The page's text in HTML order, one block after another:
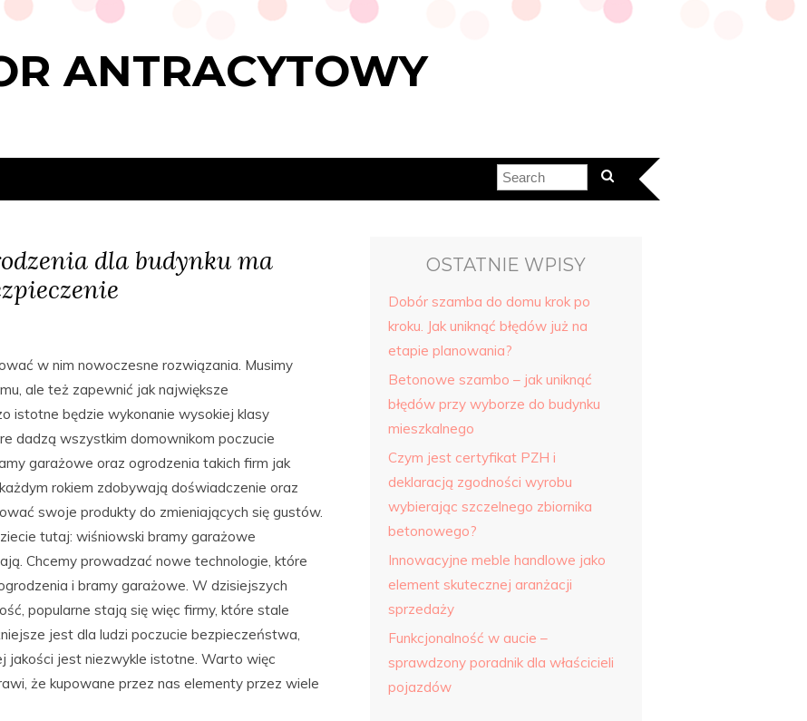
ANTRACYTOWY
dla budynku ma
w nim nowoczesne rozwiązania. Musimy
ale też zapewnić jak największe
istotne będzie wykonanie wysokiej klasy
dadzą wszystkim domownikom poczucie
garażowe oraz ogrodzenia takich firm jak
rokiem zdobywają doświadczenie oraz
swoje produkty do zmieniających się gustów.
tutaj: wiśniowski bramy garażowe
Chcemy prowadzać nowe technologie, które
i bramy garażowe. W dzisiejszych
popularne stają się więc firmy, które stale
jest dla ludzi poczucie bezpieczeństwa,
jakości jest niezwykle istotne. Warto więc
że kupowane przez nas elementy przez wiele
OSTATNIE WPISY
Dobór szamba do domu krok po
kroku. Jak uniknąć błędów już na
etapie planowania?
Betonowe szambo – jak uniknąć
błędów przy wyborze do budynku
mieszkalnego
Czym jest certyfikat PZH i
deklaracją zgodności wyrobu
wybierając szczelnego zbiornika
betonowego?
Innowacyjne meble handlowe jako
element skutecznej aranżacji
sprzedaży
Funkcjonalność w aucie –
sprawdzony poradnik dla właścicieli
pojazdów